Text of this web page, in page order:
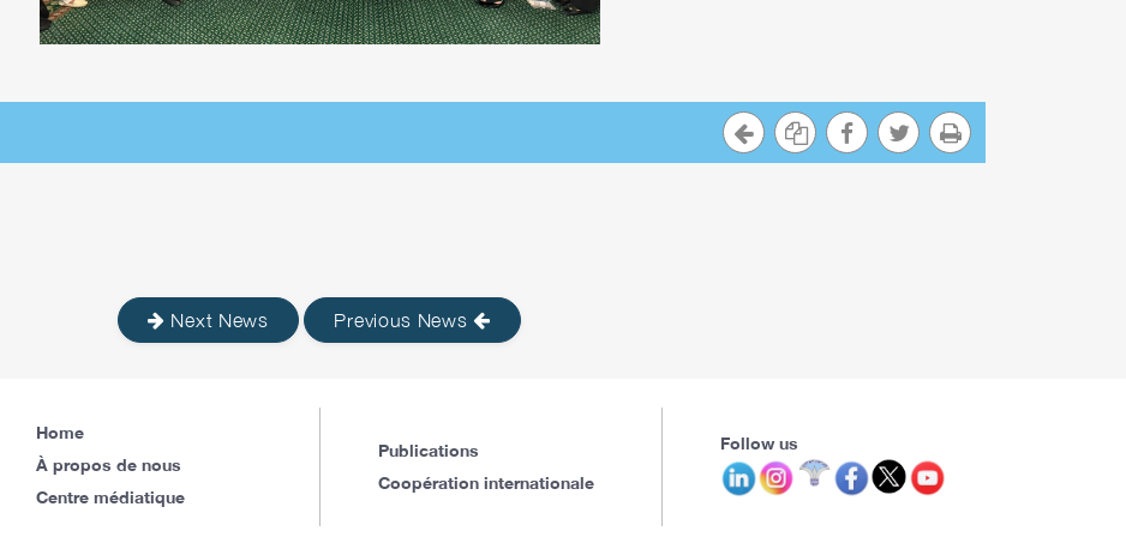
Next News Previous News
Home
À propos de nous
Centre médiatique
Publications
Coopération internationale
Follow us